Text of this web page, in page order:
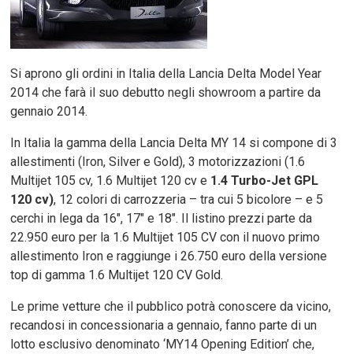
Si aprono gli ordini in Italia della Lancia Delta Model Year
2014 che farà il suo debutto negli showroom a partire da
gennaio 2014.
In Italia la gamma della Lancia Delta MY 14 si compone di 3
allestimenti (Iron, Silver e Gold), 3 motorizzazioni (1.6
Multijet 105 cv, 1.6 Multijet 120 cv e 1.4 Turbo-Jet GPL
120 cv), 12 colori di carrozzeria – tra cui 5 bicolore – e 5
cerchi in lega da 16″, 17″ e 18″. Il listino prezzi parte da
22.950 euro per la 1.6 Multijet 105 CV con il nuovo primo
allestimento Iron e raggiunge i 26.750 euro della versione
top di gamma 1.6 Multijet 120 CV Gold.
Le prime vetture che il pubblico potrà conoscere da vicino,
recandosi in concessionaria a gennaio, fanno parte di un
lotto esclusivo denominato ‘MY14 Opening Edition’ che,